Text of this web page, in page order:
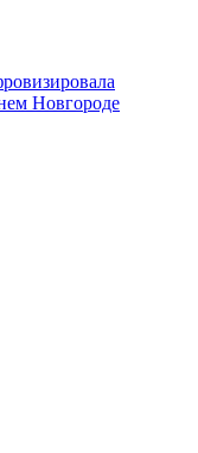
Новгороде